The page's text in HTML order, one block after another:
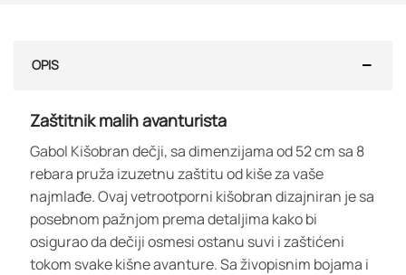
OPIS
Zaštitnik malih avanturista
Gabol Kišobran dečji, sa dimenzijama od 52 cm sa 8
rebara pruža izuzetnu zaštitu od kiše za vaše
najmlađe. Ovaj vetrootporni kišobran dizajniran je sa
posebnom pažnjom prema detaljima kako bi
osigurao da dečiji osmesi ostanu suvi i zaštićeni
tokom svake kišne avanture. Sa živopisnim bojama i